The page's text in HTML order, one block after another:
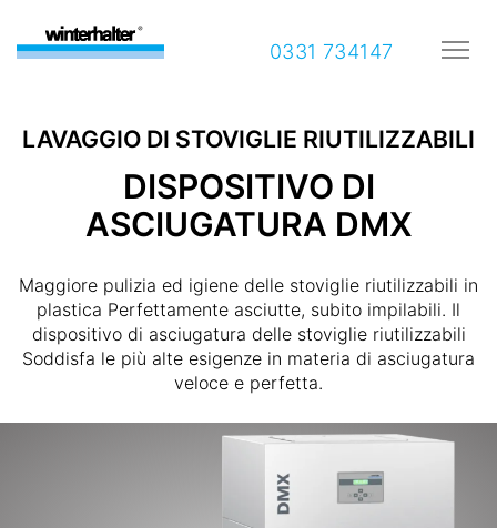
0331 734147
LAVAGGIO DI STOVIGLIE RIUTILIZZABILI
DISPOSITIVO DI
ASCIUGATURA DMX
Maggiore pulizia ed igiene delle stoviglie riutilizzabili in
plastica Perfettamente asciutte, subito impilabili. Il
dispositivo di asciugatura delle stoviglie riutilizzabili
Soddisfa le più alte esigenze in materia di asciugatura
veloce e perfetta.